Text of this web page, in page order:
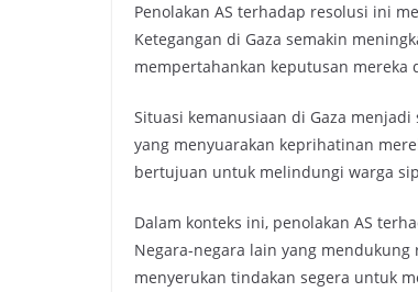
Penolakan AS terhadap resolusi ini
Ketegangan di Gaza semakin
mempertahankan keputusan mereka
Situasi kemanusiaan di Gaza
yang menyuarakan keprihatinan
bertujuan untuk melindungi warga
Dalam konteks ini, penolakan AS
Negara-negara lain yang
menyerukan tindakan segera untuk